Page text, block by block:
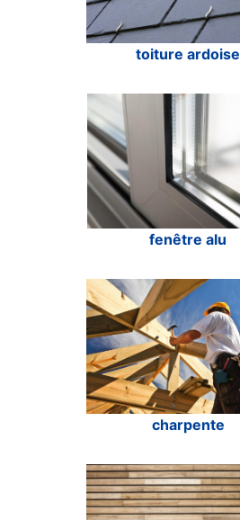
toiture ardoise
fenêtre alu
charpente